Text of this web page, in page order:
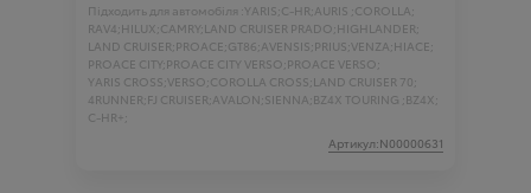
Підходить для автомобіля :YARIS;C-HR;AURIS ;COROLLA;
RAV4;HILUX;CAMRY;LAND CRUISER PRADO;HIGHLANDER;
LAND CRUISER;PROACE;GT86;AVENSIS;PRIUS;VENZA;HIACE;
PROACE CITY;PROACE CITY VERSO;PROACE VERSO;
YARIS CROSS;VERSO;COROLLA CROSS;LAND CRUISER 70;
4RUNNER;FJ CRUISER;AVALON;SIENNA;BZ4X TOURING ;BZ4X;
C-HR+;
Артикул:N00000631